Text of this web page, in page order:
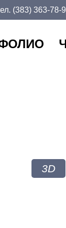
(383) 363-78-
3D